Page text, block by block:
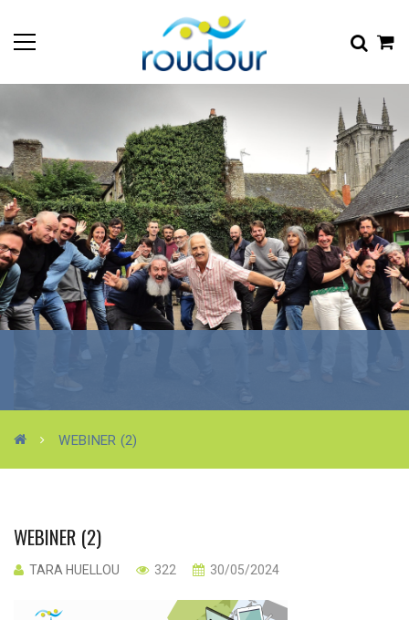
WEBINER (2)
WEBINER (2)
TARA HUELLOU 322 30/05/2024